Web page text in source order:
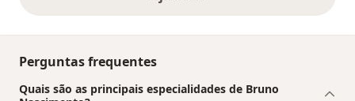
Perguntas frequentes
Quais são as principais especialidades de Bruno